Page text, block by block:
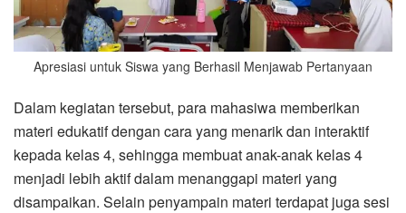
Apresiasi untuk Siswa yang Berhasil Menjawab Pertanyaan
Dalam kegiatan tersebut, para mahasiwa memberikan
materi edukatif dengan cara yang menarik dan interaktif
kepada kelas 4, sehingga membuat anak-anak kelas 4
menjadi lebih aktif dalam menanggapi materi yang
disampaikan. Selain penyampain materi terdapat juga sesi